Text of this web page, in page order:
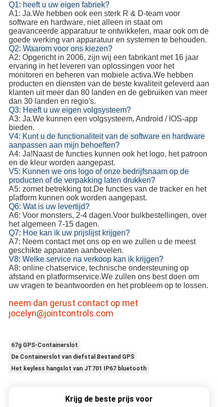
Q1: heeft u uw eigen fabriek?
A1: Ja.We hebben ook een sterk R & D-team voor
software en hardware, niet alleen in staat om
geavanceerde apparatuur te ontwikkelen, maar ook om de
goede werking van apparatuur en systemen te behouden.
Q2: Waarom voor ons kiezen?
A2: Opgericht in 2006, zijn wij een fabrikant met 16 jaar
ervaring in het leveren van oplossingen voor het
monitoren en beheren van mobiele activa.We hebben
producten en diensten van de beste kwaliteit geleverd aan
klanten uit meer dan 80 landen en de gebruiken van meer
dan 30 landen en regio's.
Q3: Heeft u uw eigen volgsysteem?
A3: Ja.We kunnen een volgsysteem, Android / IOS-app
bieden.
V4: Kunt u de functionaliteit van de software en hardware
aanpassen aan mijn behoeften?
A4: Ja!Naast de functies kunnen ook het logo, het patroon
en de kleur worden aangepast.
V5: Kunnen we ons logo of onze bedrijfsnaam op de
producten of de verpakking laten drukken?
A5: zomet betrekking tot.De functies van de tracker en het
platform kunnen ook worden aangepast.
Q6: Wat is uw levertijd?
A6: Voor monsters, 2-4 dagen.Voor bulkbestellingen, over
het algemeen 7-15 dagen.
Q7: Hoe kan ik uw prijslijst krijgen?
A7: Neem contact met ons op en we zullen u de meest
geschikte apparaten aanbevelen.
V8: Welke service na verkoop kan ik krijgen?
A8: online chatservice, technische ondersteuning op
afstand en platformservice.We zullen ons best doen om
uw vragen te beantwoorden en het probleem op te lossen.
neem dan gerust contact op met
jocelyn@jointcontrols.com
67g GPS-Containerslot
De Containerslot van diefstal Bestand GPS
Het keyless hangslot van JT701 IP67 bluetooth
Krijg de beste prijs voor